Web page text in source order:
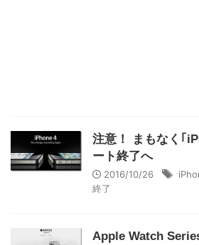
注意！ まもなく｢
ート終了へ
2016/10/26
終了
Apple Watch